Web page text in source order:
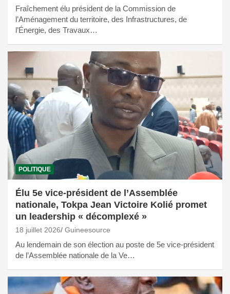
Fraîchement élu président de la Commission de
l’Aménagement du territoire, des Infrastructures, de
l’Énergie, des Travaux…
POLITIQUE
Élu 5e vice-président de l’Assemblée
nationale, Tokpa Jean Victoire Kolié promet
un leadership « décomplexé »
18 juillet 2026 Guineesource
Au lendemain de son élection au poste de 5e vice-président
de l’Assemblée nationale de la Ve…